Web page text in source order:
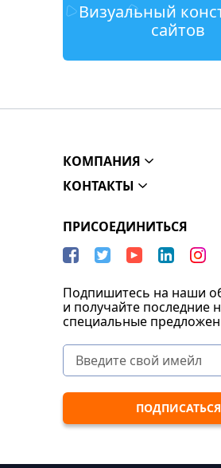
Визуальный
сайтов
КОМПАНИЯ
КОНТАКТЫ
ПРИСОЕДИНИТЬСЯ
Подпишитесь на наши
и получайте последние
специальные